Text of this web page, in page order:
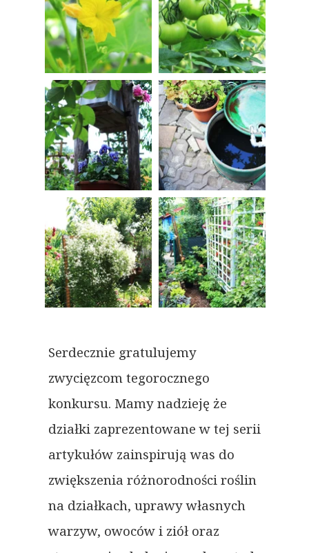
Serdecznie gratulujemy
zwycięzcom tegorocznego
konkursu. Mamy nadzieję że
działki zaprezentowane w tej serii
artykułów zainspirują was do
zwiększenia różnorodności roślin
na działkach, uprawy własnych
warzyw, owoców i ziół oraz